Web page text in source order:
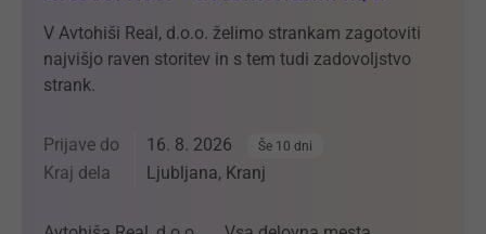
V Avtohiši Real, d.o.o. želimo strankam zagotoviti
najvišjo raven storitev in s tem tudi zadovoljstvo
strank.
Prijave do 16. 8. 2026 Še 10 dni
Kraj dela Ljubljana, Kranj